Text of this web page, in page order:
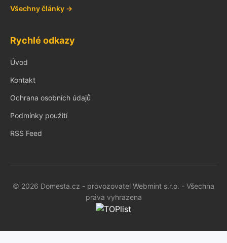
Všechny články →
Rychlé odkazy
Úvod
Kontakt
Ochrana osobních údajů
Podmínky použití
RSS Feed
© 2026 Domesta.cz - provozovatel Webmint s.r.o. - Všechna
práva vyhrazena